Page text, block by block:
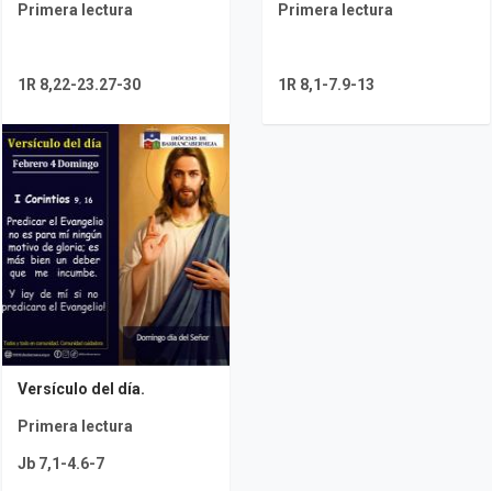
Primera lectura
1R 8,22-23.27-30
Primera lectura
1R 8,1-7.9-13
Versículo del día.
Primera lectura
Jb 7,1-4.6-7